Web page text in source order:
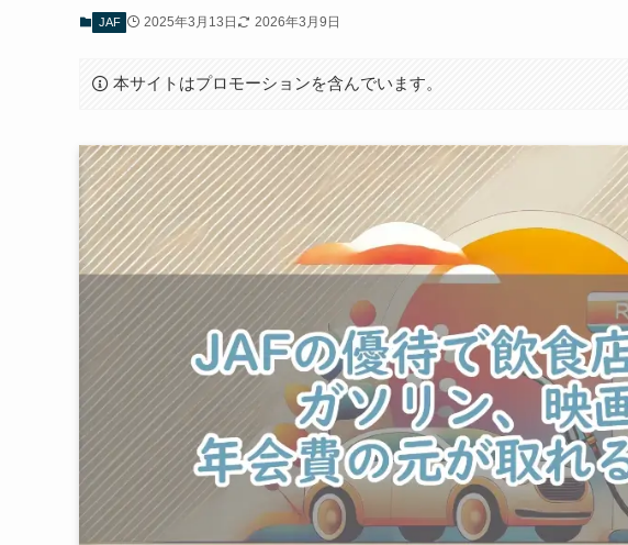
JAF 2025年3月13日 2026年3月9日
本サイトはプロモーションを含んでいます。